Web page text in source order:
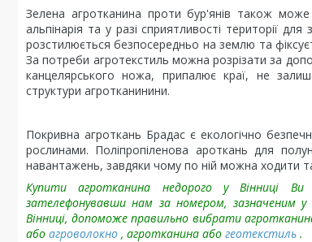
Зелена агротканина проти бур'янів також
альпінарія та у разі сприятливості території
розстилюється безпосередньо на землю та
За потреби агротекстиль можна розрізати за
канцелярського ножа, припалює краї, не
структури агротканинини.
Покривна агроткань Брадас є екологічно
рослинами. Поліпропіленова ароткань для
навантажень, завдяки чому по ній можна ходити
Купити агротканина недорого у Вінниці
зателефонувавши нам за номером,
Вінниці, допоможе правильно вибрати
або агроволокно , агротканина або геотекстиль .